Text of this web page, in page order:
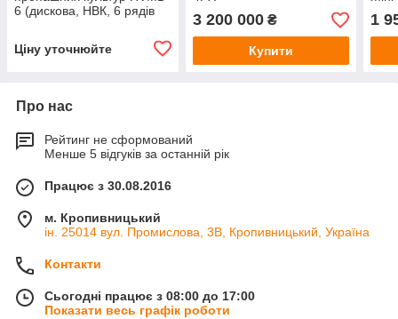
6 (дискова, НВК, 6 рядів
Ціну уточнюйте
3 200 000₴
Купити
1
Про нас
Рейтинг не сформований
Менше 5 відгуків за останній рік
Працює з 30.08.2016
м. Кропивницький
ін. 25014 вул. Промислова, 3В, Кропивницький, Україна
Контакти
Сьогодні працює з 08:00 до 17:00
Показати весь графік роботи